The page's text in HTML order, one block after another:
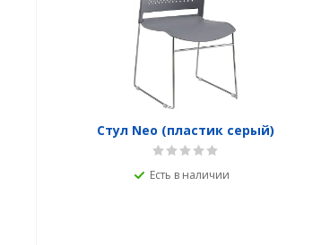
Стул Neo (пластик серый)
Есть в наличии